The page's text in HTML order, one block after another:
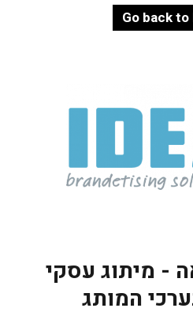
Go back
- מיתוג עסקי
המותג